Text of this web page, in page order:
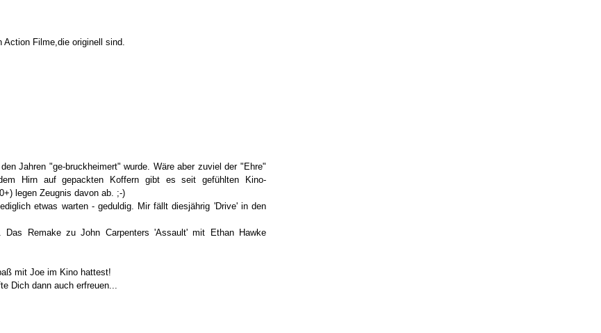
Action Filme,die originell sind.
Jahren "ge-bruckheimert" wurde. Wäre aber zuviel der "Ehre"
Hirn auf gepackten Koffern gibt es seit gefühlten Kino-
legen Zeugnis davon ab. ;-)
etwas warten - geduldig. Mir fällt diesjährig 'Drive' in den
Remake zu John Carpenters 'Assault' mit Ethan Hawke
mit Joe im Kino hattest!
Dich dann auch erfreuen...